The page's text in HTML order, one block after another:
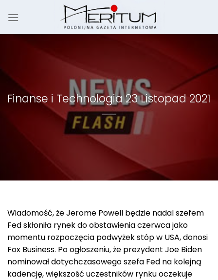
Finanse i Technologia 23 Listopad 2021
Wiadomość, że Jerome Powell będzie nadal szefem
Fed skłoniła rynek do obstawienia czerwca jako
momentu rozpoczęcia podwyżek stóp w USA, donosi
Fox Business. Po ogłoszeniu, że prezydent Joe Biden
nominował dotychczasowego szefa Fed na kolejną
kadencję, większość uczestników rynku oczekuje